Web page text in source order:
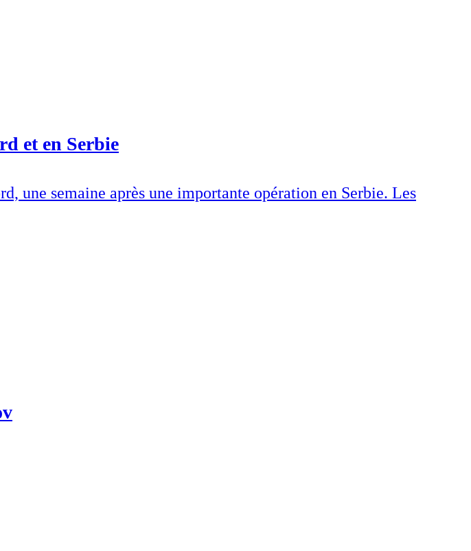
et en Serbie
une semaine après une importante opération en Serbie. Les